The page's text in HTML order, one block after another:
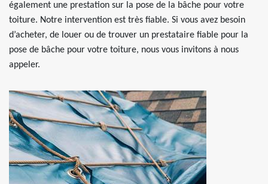
également une prestation sur la pose de la bâche pour votre
toiture. Notre intervention est très fiable. Si vous avez besoin
d’acheter, de louer ou de trouver un prestataire fiable pour la
pose de bâche pour votre toiture, nous vous invitons à nous
appeler.